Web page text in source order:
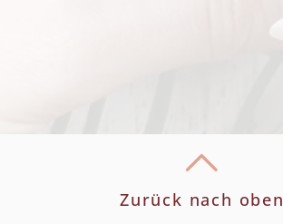
Zurück nach oben